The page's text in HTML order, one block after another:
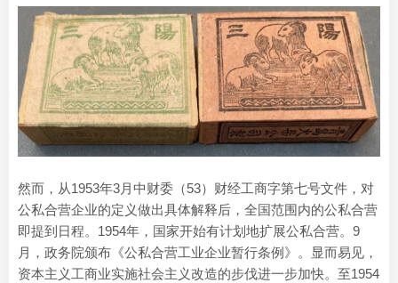
然而，从1953年3月中财委（53）财经工商字第七号文件，对
公私合营企业的定义做出具体解释后，全国范围内的公私合营
即提到日程。1954年，国家开始有计划地扩展公私合营。9
月，政务院颁布《公私合营工业企业暂行条例》。显而易见，
资本主义工商业实施社会主义改造的步伐进一步加快。至1954